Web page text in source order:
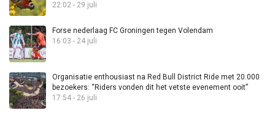
22:02 - 29 juli
Forse nederlaag FC Groningen tegen Volendam
16:03 - 24 juli
Organisatie enthousiast na Red Bull District Ride met 20.000
bezoekers: “Riders vonden dit het vetste evenement ooit”
17:54 - 26 juli